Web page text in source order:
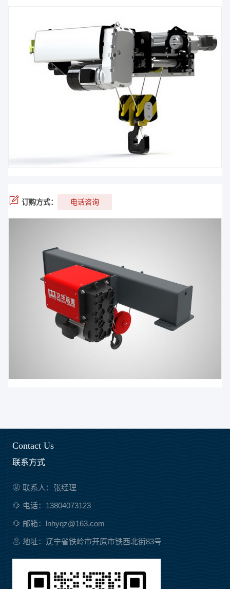
订购方式： 电话咨询
Contact Us
联系方式
联系人：张经理
电话：13804073123
邮箱：lnhyqz@163.com
地址：辽宁省铁岭市开原市铁西北街83号